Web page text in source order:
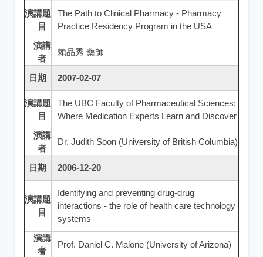
演講題
目
The Path to Clinical Pharmacy - Pharmacy
Practice Residency Program in the USA
演講
者
賴品秀 藥師
日期 2007-02-07
演講題
目
The UBC Faculty of Pharmaceutical Sciences:
Where Medication Experts Learn and Discover
演講
者
Dr. Judith Soon (University of British Columbia)
日期 2006-12-20
演講題
目
Identifying and preventing drug-drug
interactions - the role of health care technology
systems
演講
者
Prof. Daniel C. Malone (University of Arizona)